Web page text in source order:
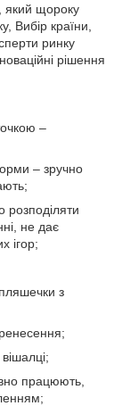
який щороку
Вибір країни,
ринку
рішення
–
– зручно
розподіляти
не дає
ігор;
пляшечки з
працюють,